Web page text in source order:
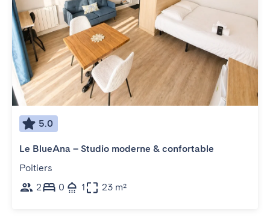
5.0
Le BlueAna – Studio moderne & confortable
Poitiers
2
0 1 23 m²